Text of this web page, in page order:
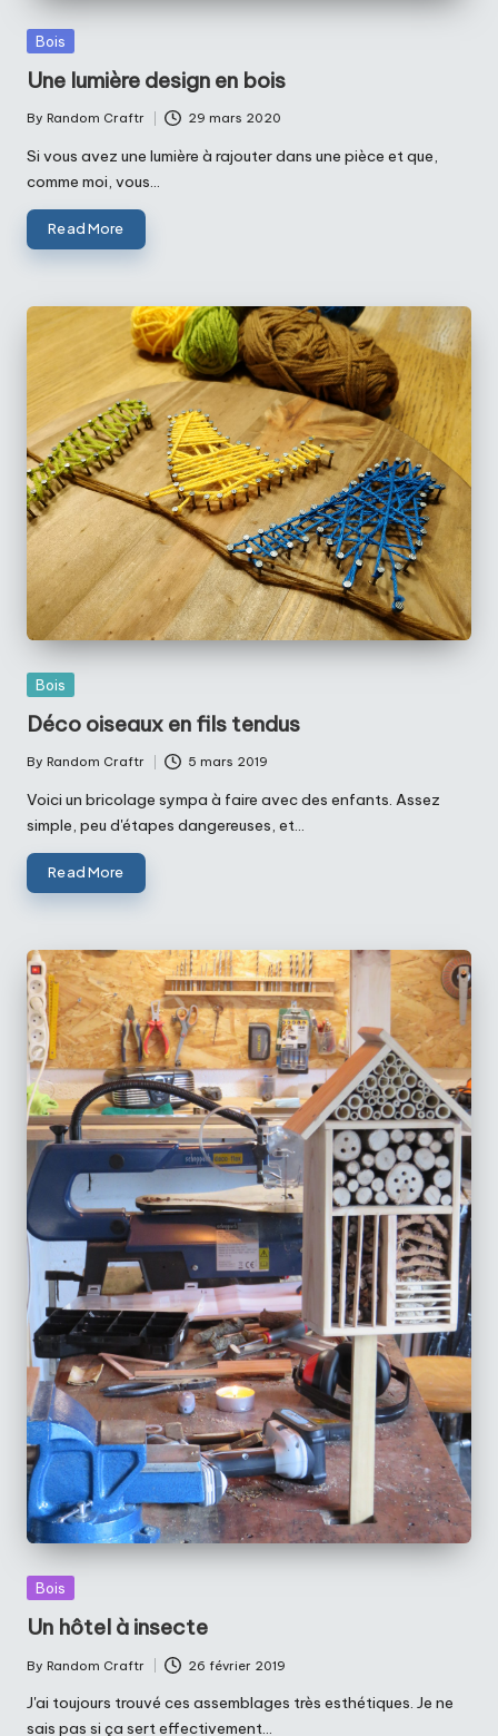
Posted
Bois
Une lumière design en bois
Posted
by
By Random Craftr 29 mars 2020
Si vous avez une lumière à rajouter dans une pièce et que,
comme moi, vous…
Read More
Posted
Bois
Déco oiseaux en fils tendus
Posted
by
By Random Craftr 5 mars 2019
Voici un bricolage sympa à faire avec des enfants. Assez
simple, peu d'étapes dangereuses, et…
Read More
Posted
Bois
Un hôtel à insecte
Posted
by
By Random Craftr 26 février 2019
J'ai toujours trouvé ces assemblages très esthétiques. Je ne
sais pas si ça sert effectivement…